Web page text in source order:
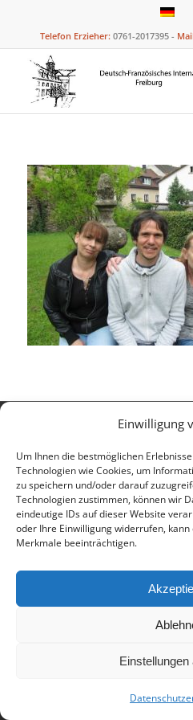
Einwilligung
Um Ihnen die bestmöglichen
Technologien wie Cookies, um
zu speichern und/oder darauf
Technologien zustimmen, können wir
eindeutige IDs auf dieser Website
oder Ihre Einwilligung widerrufen,
Merkmale beeinträchtigen.
Einstellungen
Telefon Erzieher: 0761-2017395 -
© 2017 - Deutsch-Französisches
Impressum
Datenschutzerklärung